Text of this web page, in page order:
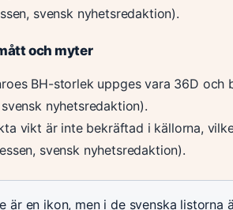
svensk nyhetsredaktion).
och myter
BH-storlek uppges vara 36D och
nyhetsredaktion).
vikt är inte bekräftad i källorna,
svensk nyhetsredaktion).
är en ikon, men i de svenska listorna